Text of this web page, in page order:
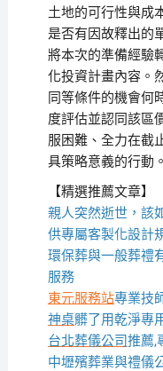
土地的可行性與成
是否有因故釋出的
將本次的準備經驗
化投資計畫內容。
同等條件的機會何
度評估並認同該區
服困難、全力在截
具策略意義的行動。
【精選推薦文章】
親人突然逝世，該
供專屬客製化設計
環保葬與一般葬禮
服務
東元服務站專業技
神桌髒了用乾淨專
台北葬儀公司推薦,
中壢殯葬業與禮儀